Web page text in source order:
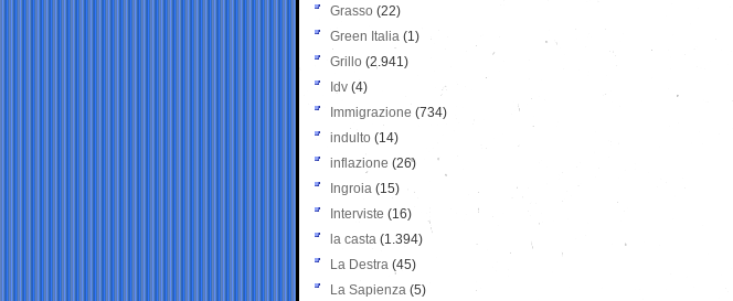
Grasso (22)
Green Italia (1)
Grillo (2.941)
Idv (4)
Immigrazione (734)
indulto (14)
inflazione (26)
Ingroia (15)
Interviste (16)
la casta (1.394)
La Destra (45)
La Sapienza (5)